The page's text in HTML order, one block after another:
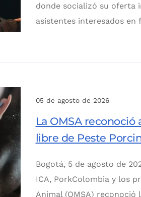
donde socializó su oferta
asistentes interesados
05 de agosto de 2026
La OMSA
libre de Peste
Bogotá, 5 de agosto de
ICA, PorkColombia y los
Animal (OMSA) reconoció